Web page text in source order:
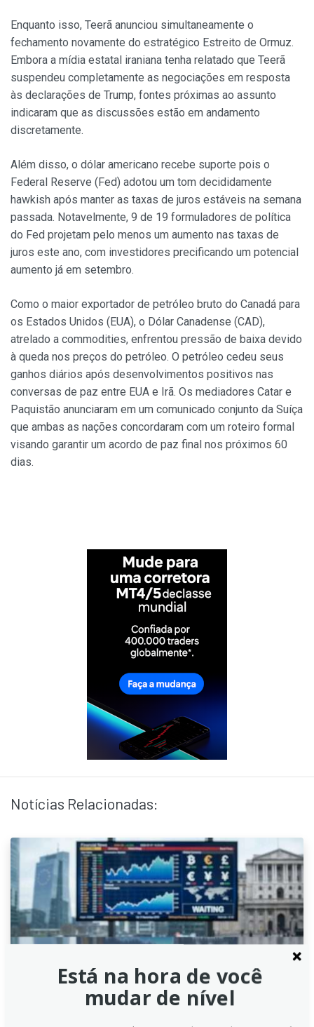
Enquanto isso, Teerã anunciou simultaneamente o
fechamento novamente do estratégico Estreito de Ormuz.
Embora a mídia estatal iraniana tenha relatado que Teerã
suspendeu completamente as negociações em resposta
às declarações de Trump, fontes próximas ao assunto
indicaram que as discussões estão em andamento
discretamente.
Além disso, o dólar americano recebe suporte pois o
Federal Reserve (Fed) adotou um tom decididamente
hawkish após manter as taxas de juros estáveis na semana
passada. Notavelmente, 9 de 19 formuladores de política
do Fed projetam pelo menos um aumento nas taxas de
juros este ano, com investidores precificando um potencial
aumento já em setembro.
Como o maior exportador de petróleo bruto do Canadá para
os Estados Unidos (EUA), o Dólar Canadense (CAD),
atrelado a commodities, enfrentou pressão de baixa devido
à queda nos preços do petróleo. O petróleo cedeu seus
ganhos diários após desenvolvimentos positivos nas
conversas de paz entre EUA e Irã. Os mediadores Catar e
Paquistão anunciaram em um comunicado conjunto da Suíça
que ambas as nações concordaram com um roteiro formal
visando garantir um acordo de paz final nos próximos 60
dias.
Notícias Relacionadas:
Está na hora de você
mudar de nível